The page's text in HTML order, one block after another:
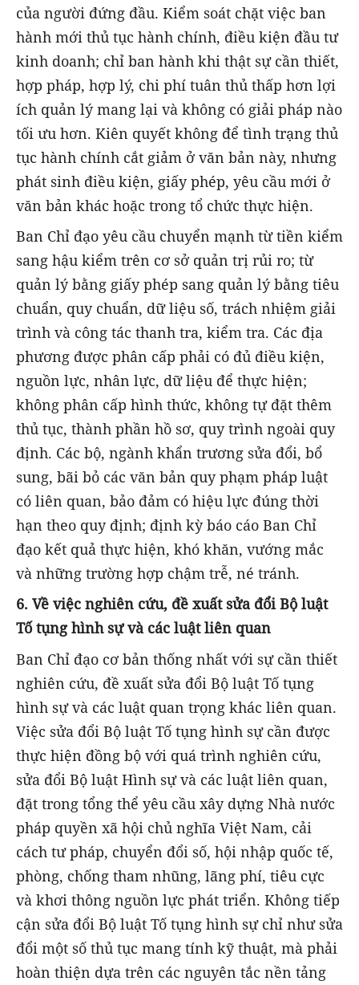
của người đứng đầu. Kiểm soát chặt việc ban
hành mới thủ tục hành chính, điều kiện đầu tư
kinh doanh; chỉ ban hành khi thật sự cần thiết,
hợp pháp, hợp lý, chi phí tuân thủ thấp hơn lợi
ích quản lý mang lại và không có giải pháp nào
tối ưu hơn. Kiên quyết không để tình trạng thủ
tục hành chính cắt giảm ở văn bản này, nhưng
phát sinh điều kiện, giấy phép, yêu cầu mới ở
văn bản khác hoặc trong tổ chức thực hiện.
Ban Chỉ đạo yêu cầu chuyển mạnh từ tiền kiểm
sang hậu kiểm trên cơ sở quản trị rủi ro; từ
quản lý bằng giấy phép sang quản lý bằng tiêu
chuẩn, quy chuẩn, dữ liệu số, trách nhiệm giải
trình và công tác thanh tra, kiểm tra. Các địa
phương được phân cấp phải có đủ điều kiện,
nguồn lực, nhân lực, dữ liệu để thực hiện;
không phân cấp hình thức, không tự đặt thêm
thủ tục, thành phần hồ sơ, quy trình ngoài quy
định. Các bộ, ngành khẩn trương sửa đổi, bổ
sung, bãi bỏ các văn bản quy phạm pháp luật
có liên quan, bảo đảm có hiệu lực đúng thời
hạn theo quy định; định kỳ báo cáo Ban Chỉ
đạo kết quả thực hiện, khó khăn, vướng mắc
và những trường hợp chậm trễ, né tránh.
6. Về việc nghiên cứu, đề xuất sửa đổi Bộ luật
Tố tụng hình sự và các luật liên quan
Ban Chỉ đạo cơ bản thống nhất với sự cần thiết
nghiên cứu, đề xuất sửa đổi Bộ luật Tố tụng
hình sự và các luật quan trọng khác liên quan.
Việc sửa đổi Bộ luật Tố tụng hình sự cần được
thực hiện đồng bộ với quá trình nghiên cứu,
sửa đổi Bộ luật Hình sự và các luật liên quan,
đặt trong tổng thể yêu cầu xây dựng Nhà nước
pháp quyền xã hội chủ nghĩa Việt Nam, cải
cách tư pháp, chuyển đổi số, hội nhập quốc tế,
phòng, chống tham nhũng, lãng phí, tiêu cực
và khơi thông nguồn lực phát triển. Không tiếp
cận sửa đổi Bộ luật Tố tụng hình sự chỉ như sửa
đổi một số thủ tục mang tính kỹ thuật, mà phải
hoàn thiện dựa trên các nguyên tắc nền tảng